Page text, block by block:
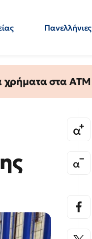
Πανελλήνιες
χρήματα στα ΑΤΜ